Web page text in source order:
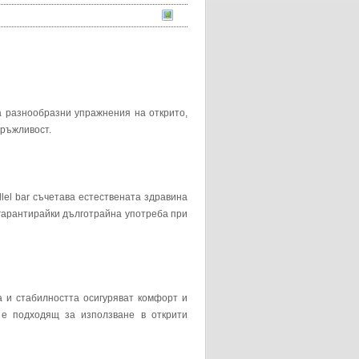
упражнения на открито,
bar съчетава естествената здравина
дълготрайна употреба при
и стабилността осигуряват комфорт и
подходящ за използване в открити